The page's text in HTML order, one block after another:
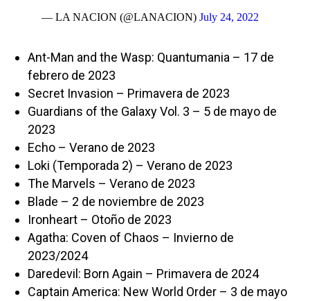
— LA NACION (@LANACION) July 24, 2022
Ant-Man and the Wasp: Quantumania – 17 de
febrero de 2023
Secret Invasion – Primavera de 2023
Guardians of the Galaxy Vol. 3 – 5 de mayo de
2023
Echo – Verano de 2023
Loki (Temporada 2) – Verano de 2023
The Marvels – Verano de 2023
Blade – 2 de noviembre de 2023
Ironheart – Otoño de 2023
Agatha: Coven of Chaos – Invierno de
2023/2024
Daredevil: Born Again – Primavera de 2024
Captain America: New World Order – 3 de mayo